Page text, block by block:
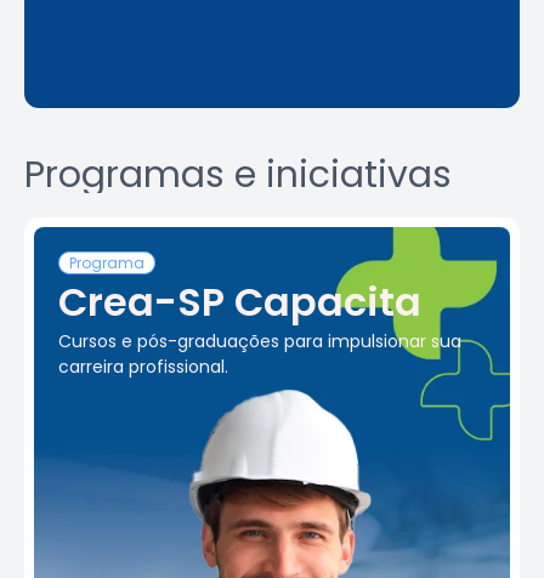
Programas e iniciativas
Programa
Crea-SP Capacita
Cursos e pós-graduações para impulsionar sua
carreira profissional.